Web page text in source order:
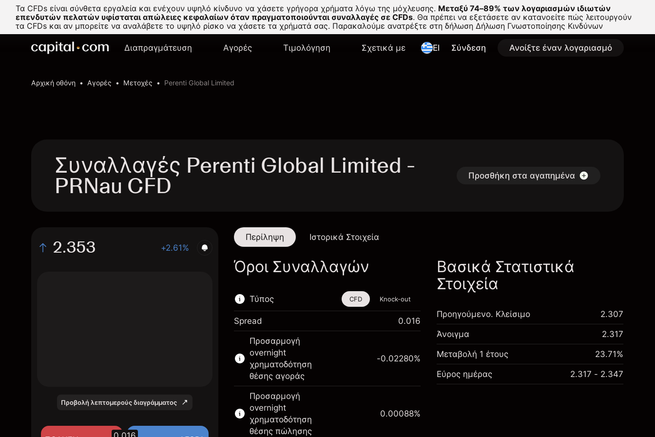
Τα CFDs είναι σύνθετα εργαλεία και ενέχουν υψηλό κίνδυνο να χάσετε γρήγορα χρήματα λόγω της μόχλευσης. Μεταξύ 74–89% των λογαριασμών ιδιωτών
επενδυτών πελατών υφίσταται απώλειες κεφαλαίων όταν πραγματοποιούνται συναλλαγές σε CFDs. Θα πρέπει να εξετάσετε αν κατανοείτε πώς λειτουργούν
τα CFDs και αν μπορείτε να αναλάβετε το υψηλό ρίσκο να χάσετε τα χρήματά σας. Παρακαλούμε ανατρέξτε στη δήλωση Δήλωση Γνωστοποίησης Κινδύνων
Διαπραγμάτευση Αγορές Τιμολόγηση Σχετικά με El Σύνδεση Ανοίξτε έναν λογαριασμό
Αρχική οθόνη Αγορές Μετοχές Perenti Global Limited
Συναλλαγές Perenti Global Limited -
PRNau CFD Προσθήκη στα αγαπημένα
2.353 +2.61%
Προβολή λεπτομερούς διαγράμματος
Περίληψη Ιστορικά Στοιχεία
Όροι Συναλλαγών
Τύπος
Αυτό το χρηματοοικονομικό εργαλείο είναι
διαθέσιμο για διαπραγμάτευση μέσω CFDs και
Knock-outs.
Μάθετε περισσότερα σχετικά με:
CFDs
Knock-outs
CFD Knock-out
Spread 0.016
Προσαρμογή
overnight
χρηματοδότηση
θέσης αγοράς
-0.02280%
Προσαρμογή
overnight
χρηματοδότηση
θέσης πώλησης
0.00088%
Βασικά Στατιστικά
Στοιχεία
Προηγούμενο. Κλείσιμο 2.307
Άνοιγμα 2.317
Μεταβολή 1 έτους 23.71%
Εύρος ημέρας 2.317 - 2.347